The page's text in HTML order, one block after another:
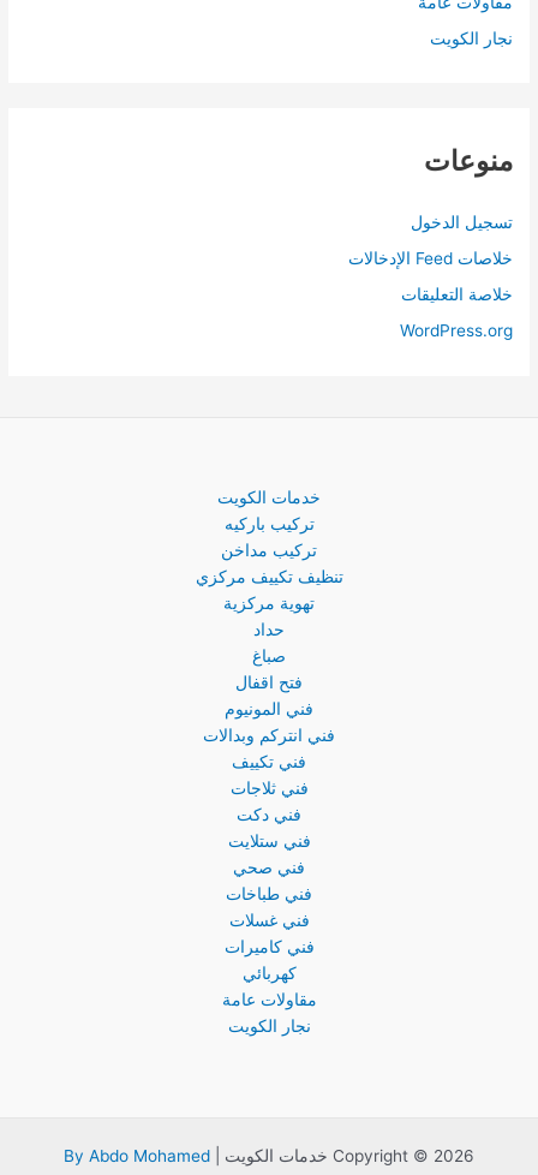
نجار الكويت
منوعات
تسجيل الدخول
خلاصات Feed الإدخالات
خلاصة التعليقات
WordPress.org
خدمات الكويت
تركيب باركيه
تركيب مداخن
تنظيف تكييف مركزي
تهوية مركزية
حداد
صباغ
فتح اقفال
فني المونيوم
فني انتركم وبدالات
فني تكييف
فني ثلاجات
فني دكت
فني ستلايت
فني صحي
فني طباخات
فني غسلات
فني كاميرات
كهربائي
مقاولات عامة
نجار الكويت
Copyright © 2026 خدمات الكويت | By Abdo Mohamed